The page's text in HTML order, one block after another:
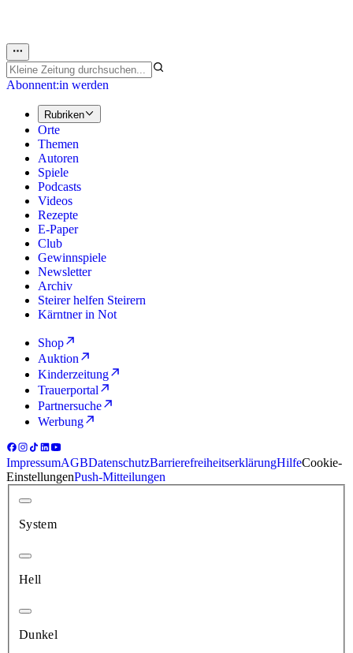
Abonnent:in werden
Rubriken
Orte
Themen
Autoren
Spiele
Podcasts
Videos
Rezepte
E-Paper
Club
Gewinnspiele
Newsletter
Archiv
Steirer helfen Steirern
Kärntner in Not
Shop
Auktion
Kinderzeitung
Trauerportal
Partnersuche
Werbung
ImpressumAGBDatenschutzBarrierefreiheitserklärungHilfeCookie-
EinstellungenPush-Mitteilungen
System
Hell
Dunkel